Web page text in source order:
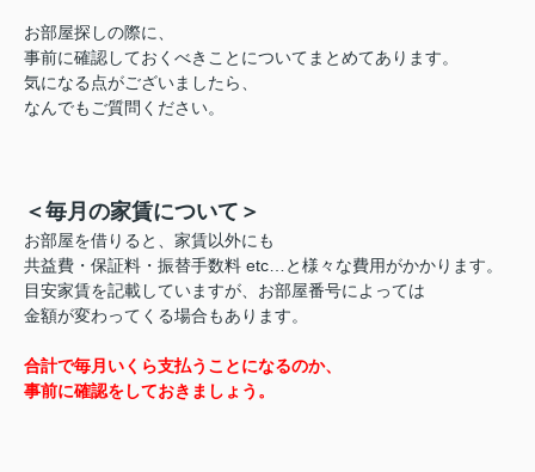
お部屋探しの際に、
事前に確認しておくべきことについてまとめてあります。
気になる点がございましたら、
なんでもご質問ください。
＜毎月の家賃について＞
お部屋を借りると、家賃以外にも
共益費・保証料・振替手数料 etc…と様々な費用がかかります。
目安家賃を記載していますが、お部屋番号によっては
金額が変わってくる場合もあります。
合計で毎月いくら支払うことになるのか、
事前に確認をしておきましょう。